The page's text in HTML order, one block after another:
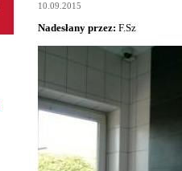
10.09.2015
Nadesłany przez: F.Sz